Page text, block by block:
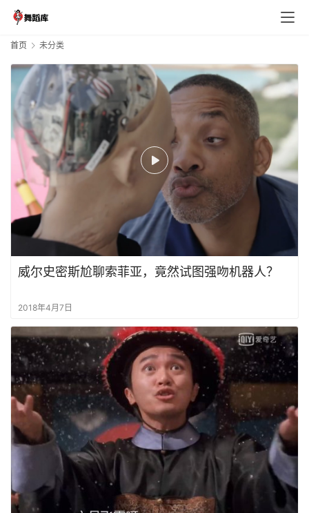
首页 未分类
威尔史密斯尬聊索菲亚，竟然试图强吻机器人？
2018年4月7日